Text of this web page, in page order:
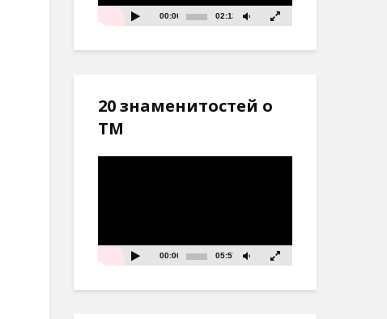
00:00 02:13
20 знаменитостей о
ТМ
00:00 05:57